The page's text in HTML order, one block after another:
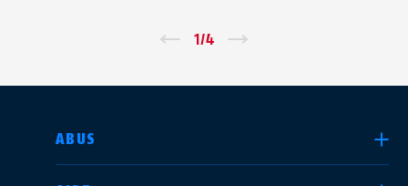
1/4
ABUS
CHOISIR UN PAYS